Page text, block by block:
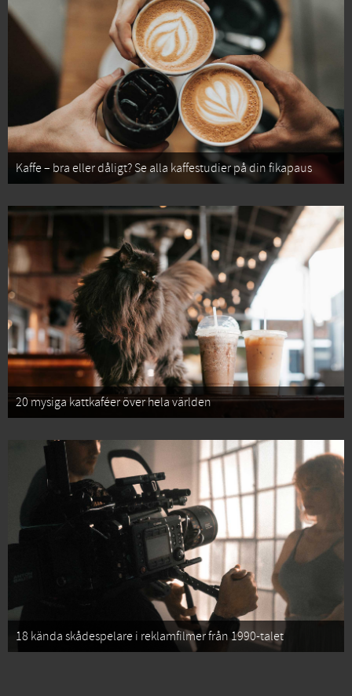
Kaffe – bra eller dåligt? Se alla kaffestudier på din fikapaus
20 mysiga kattkaféer över hela världen
18 kända skådespelare i reklamfilmer från 1990-talet